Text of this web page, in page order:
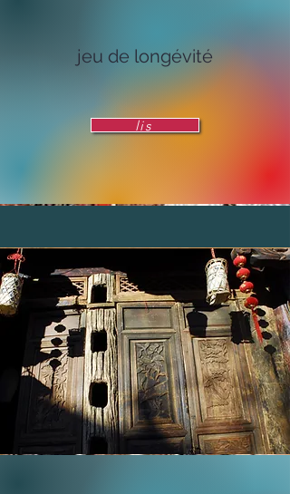
jeu de longévité
lis